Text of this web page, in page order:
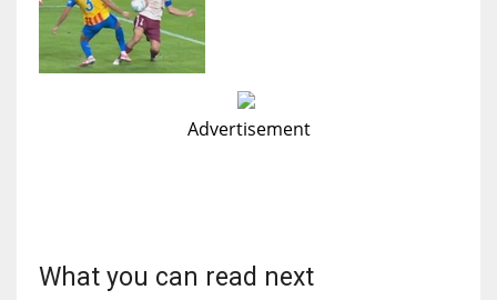
Advertisement
What you can read next